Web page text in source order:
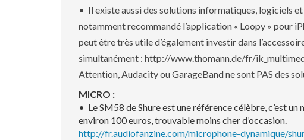
• Il existe aussi des solutions informatiques, logiciels
notamment recommandé l’application « Loopy » pour
peut être très utile d’également investir dans
simultanément : http://www.thomann.de/fr/
Attention, Audacity ou GarageBand ne sont PAS des
MICRO :
• Le SM58 de Shure est une référence célèbre, c’est
environ 100 euros, trouvable moins cher d’occasion.
http://fr.audiofanzine.com/microphone-dynamique/